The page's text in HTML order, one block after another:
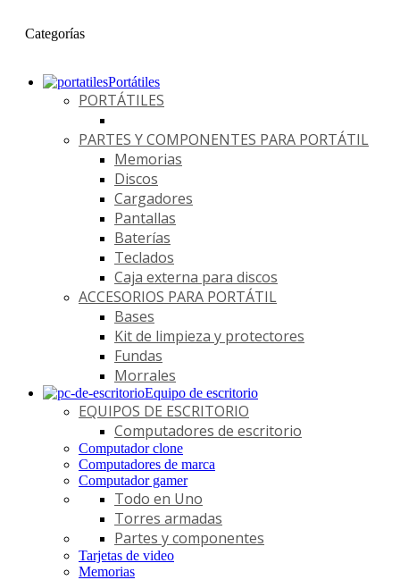
Categorías
Portátiles
PORTÁTILES
PARTES Y COMPONENTES PARA PORTÁTIL
Memorias
Discos
Cargadores
Pantallas
Baterías
Teclados
Caja externa para discos
ACCESORIOS PARA PORTÁTIL
Bases
Kit de limpieza y protectores
Fundas
Morrales
Equipo de escritorio
EQUIPOS DE ESCRITORIO
Computadores de escritorio
Computador clone
Computadores de marca
Computador gamer
Todo en Uno
Torres armadas
Partes y componentes
Tarjetas de video
Memorias